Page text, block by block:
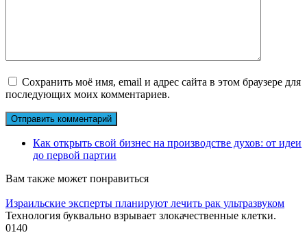
Сохранить моё имя, email и адрес сайта в этом браузере для
последующих моих комментариев.
Как открыть свой бизнес на производстве духов: от идеи
до первой партии
Вам также может понравиться
Израильские эксперты планируют лечить рак ультразвуком
Технология буквально взрывает злокачественные клетки.
0140